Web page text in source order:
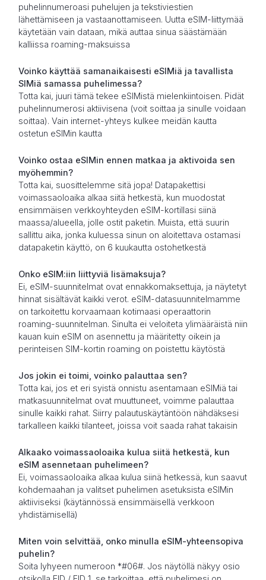
puhelinnumeroasi puhelujen ja tekstiviestien
lähettämiseen ja vastaanottamiseen. Uutta eSIM-liittymää
käytetään vain dataan, mikä auttaa sinua säästämään
kalliissa roaming-maksuissa
Voinko käyttää samanaikaisesti eSIMiä ja tavallista
SIMiä samassa puhelimessa?
Totta kai, juuri tämä tekee eSIMistä mielenkiintoisen. Pidät
puhelinnumerosi aktiivisena (voit soittaa ja sinulle voidaan
soittaa). Vain internet-yhteys kulkee meidän kautta
ostetun eSIMin kautta
Voinko ostaa eSIMin ennen matkaa ja aktivoida sen
myöhemmin?
Totta kai, suosittelemme sitä jopa! Datapakettisi
voimassaoloaika alkaa siitä hetkestä, kun muodostat
ensimmäisen verkkoyhteyden eSIM-kortillasi siinä
maassa/alueella, jolle ostit paketin. Muista, että suurin
sallittu aika, jonka kuluessa sinun on aloitettava ostamasi
datapaketin käyttö, on 6 kuukautta ostohetkestä
Onko eSIM:iin liittyviä lisämaksuja?
Ei, eSIM-suunnitelmat ovat ennakkomaksettuja, ja näytetyt
hinnat sisältävät kaikki verot. eSIM-datasuunnitelmamme
on tarkoitettu korvaamaan kotimaasi operaattorin
roaming-suunnitelman. Sinulta ei veloiteta ylimääräistä niin
kauan kuin eSIM on asennettu ja määritetty oikein ja
perinteisen SIM-kortin roaming on poistettu käytöstä
Jos jokin ei toimi, voinko palauttaa sen?
Totta kai, jos et eri syistä onnistu asentamaan eSIMiä tai
matkasuunnitelmat ovat muuttuneet, voimme palauttaa
sinulle kaikki rahat. Siirry palautuskäytäntöön nähdäksesi
tarkalleen kaikki tilanteet, joissa voit saada rahat takaisin
Alkaako voimassaoloaika kulua siitä hetkestä, kun
eSIM asennetaan puhelimeen?
Ei, voimassaoloaika alkaa kulua siinä hetkessä, kun saavut
kohdemaahan ja valitset puhelimen asetuksista eSIMin
aktiiviseksi (käytännössä ensimmäisellä verkkoon
yhdistämisellä)
Miten voin selvittää, onko minulla eSIM-yhteensopiva
puhelin?
Soita lyhyeen numeroon *#06#. Jos näytöllä näkyy osio